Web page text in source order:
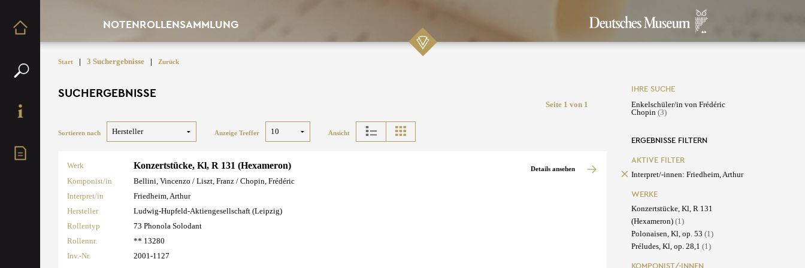
NOTENROLLENSAMMLUNG
Start | 3 Suchergebnisse | Zurück
SUCHERGEBNISSE
Seite 1 von 1
Sortieren nach Anzeige Treffer Ansicht
Werk Konzertstücke, Kl, R 131 (Hexameron)
Komponist/in
Bellini, Vincenzo / Liszt, Franz / Chopin, Frédéric
Interpret/in
Friedheim, Arthur
Hersteller
Ludwig-Hupfeld-Aktiengesellschaft (Leipzig)
Rollentyp
73 Phonola Solodant
Rollennr.
** 13280
Inv.-Nr.
2001-1127
Details ansehen
IHRE SUCHE
Enkelschüler/in von Frédéric
Chopin (3)
ERGEBNISSE FILTERN
AKTIVE FILTER
Interpret/-innen: Friedheim, Arthur
WERKE
Konzertstücke, Kl, R 131
(Hexameron) (1)
Polonaisen, Kl, op. 53 (1)
Préludes, Kl, op. 28,1 (1)